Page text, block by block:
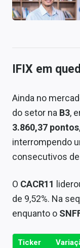
IFIX em
Ainda no
do setor na B3,
3.860,37 pontos
interrompendo
consecutivos
O CACR11
de 9,52%. Na
enquanto o
Ticker